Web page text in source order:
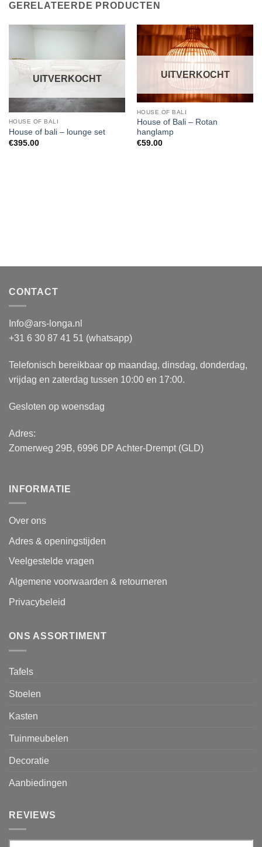
GERELATEERDE PRODUCTEN
UITVERKOCHT
HOUSE OF BALI
House of bali – lounge set
€395.00
UITVERKOCHT
HOUSE OF BALI
House of Bali – Rotan
hanglamp
€59.00
CONTACT
Info@ars-longa.nl
+31 6 30 87 41 51 (whatsapp)
Telefonisch bereikbaar op maandag, dinsdag, donderdag,
vrijdag en zaterdag tussen 10:00 en 17:00.
Gesloten op woensdag
Adres:
Zomerweg 29B, 6996 DP Achter-Drempt (GLD)
INFORMATIE
Over ons
Adres & openingstijden
Veelgestelde vragen
Algemene voorwaarden & retourneren
Privacybeleid
ONS ASSORTIMENT
Tafels
Stoelen
Kasten
Tuinmeubelen
Decoratie
Aanbiedingen
REVIEWS